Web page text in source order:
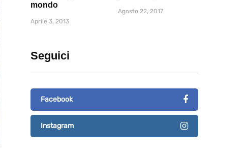
mondo
Aprile 3, 2013
Agosto 22, 2017
Seguici
Facebook
Instagram